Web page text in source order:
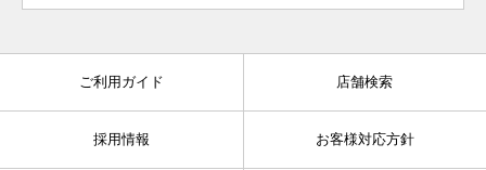
ご利用ガイド 店舗検索
採用情報 お客様対応方針